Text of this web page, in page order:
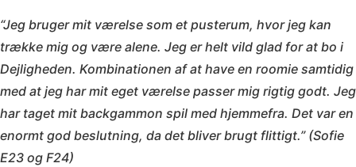
“Jeg bruger mit værelse som et pusterum, hvor jeg kan
trække mig og være alene. Jeg er helt vild glad for at bo i
Dejligheden. Kombinationen af at have en roomie samtidig
med at jeg har mit eget værelse passer mig rigtig godt. Jeg
har taget mit backgammon spil med hjemmefra. Det var en
enormt god beslutning, da det bliver brugt flittigt.” (Sofie
E23 og F24)